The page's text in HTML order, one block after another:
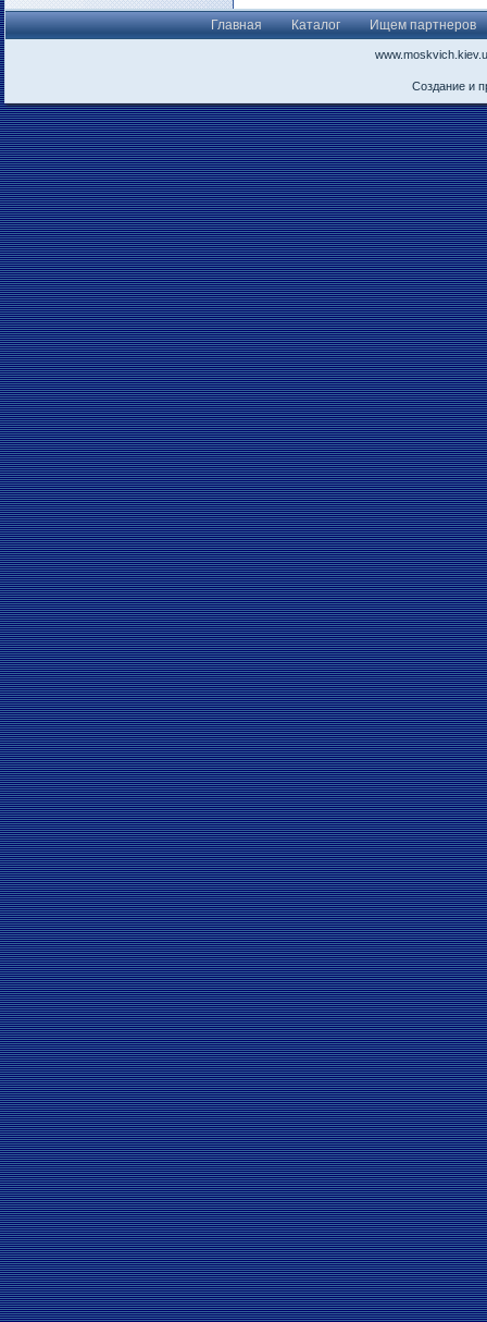
Главная Каталог Ищем партнеров
Создание и